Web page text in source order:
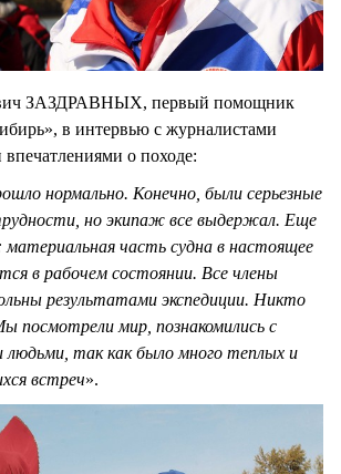
ЗАЗДРАВНЫХ, первый помощник
в интервью с журналистами
о походе:
нормально. Конечно, были серьезные
но экипаж все выдержал. Еще
часть судна в настоящее
в рабочем состоянии. Все члены
результатами экспедиции. Никто
посмотрели мир, познакомились с
людьми, так как было много теплых и
встреч».